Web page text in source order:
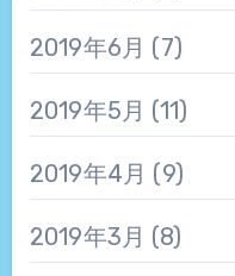
2019年6月 (7)
2019年5月 (11)
2019年4月 (9)
2019年3月 (8)